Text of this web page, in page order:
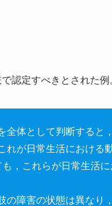
認定すべきとされた例
全体として判断すると
が日常生活における
，これらが日常生活
の障害の状態は異なり